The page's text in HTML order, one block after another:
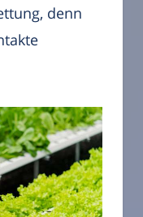
denn